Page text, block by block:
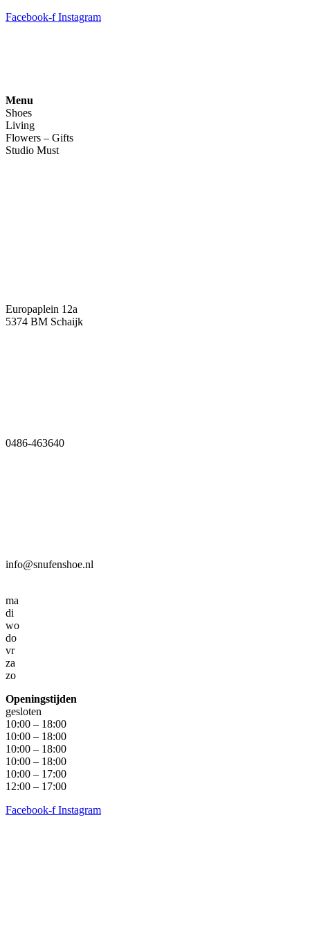
Facebook-f Instagram
Menu
Shoes
Living
Flowers – Gifts
Studio Must
Europaplein 12a
5374 BM Schaijk
0486-463640
info@snufenshoe.nl
ma
di
wo
do
vr
za
zo
Openingstijden
gesloten
10:00 – 18:00
10:00 – 18:00
10:00 – 18:00
10:00 – 18:00
10:00 – 17:00
12:00 – 17:00
Facebook-f Instagram